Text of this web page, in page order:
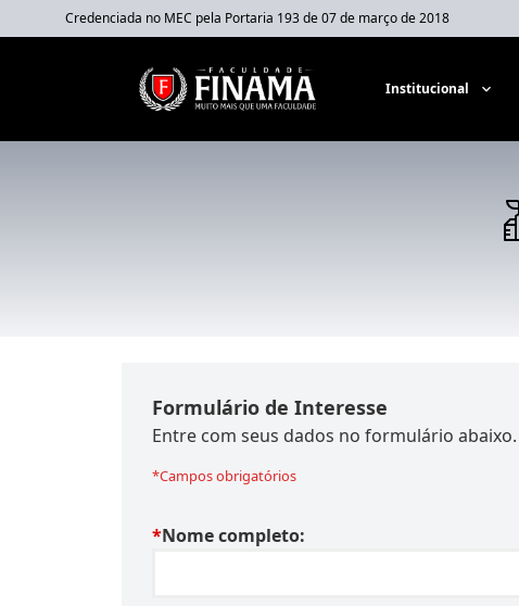
Credenciada no MEC pela Portaria 193 de 07 de março de 2018
Institucional
Formulário de Interesse
Entre com seus dados no formulário abaixo.
*Campos obrigatórios
*Nome completo: